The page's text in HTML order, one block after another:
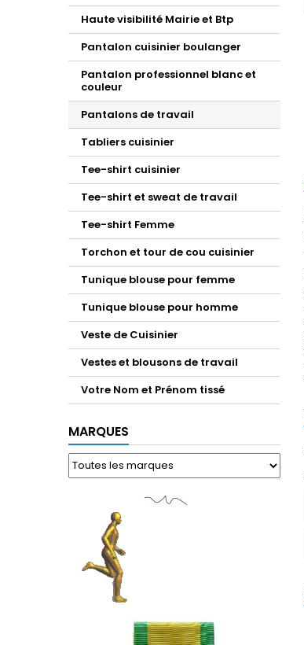
Haute visibilité Mairie et Btp
Pantalon cuisinier boulanger
Pantalon professionnel blanc et
couleur
Pantalons de travail
Tabliers cuisinier
Tee-shirt cuisinier
Tee-shirt et sweat de travail
Tee-shirt Femme
Torchon et tour de cou cuisinier
Tunique blouse pour femme
Tunique blouse pour homme
Veste de Cuisinier
Vestes et blousons de travail
Votre Nom et Prénom tissé
MARQUES